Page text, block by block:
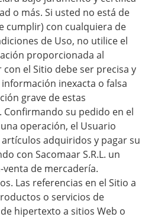
o más. Si usted no está de
cumplir) con cualquiera de
de Uso, no utilice el
proporcionada al
el Sitio debe ser precisa y
inexacta o falsa
grave de estas
Confirmando su pedido en el
operación, el Usuario
adquiridos y pagar su
con Sacomaar S.R.L. un
de mercadería.
Las referencias en el Sitio a
o servicios de
hipertexto a sitios Web o